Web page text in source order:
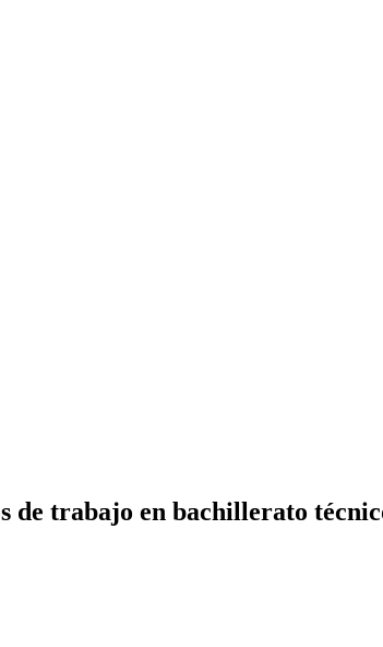
de trabajo en bachillerato